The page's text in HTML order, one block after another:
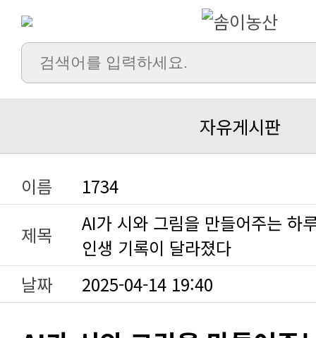
자유게시판
이름
1734
제목
인생 기록이 달라졌다
날짜
2025-04-14 19:40